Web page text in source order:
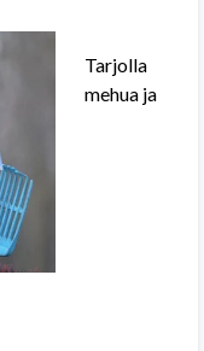
Tarjolla
mehua ja